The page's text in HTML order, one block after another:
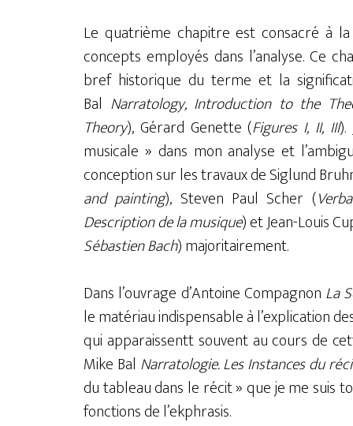
Le quatrième chapitre est consacré à
concepts employés dans l’analyse. Ce
bref historique du terme et la
Bal Narratology, Introduction to the
Theory), Gérard Genette (Figures I, II, III
musicale » dans mon analyse et
conception sur les travaux de Siglund
and painting), Steven Paul Scher (
Description de la musique) et Jean-Louis
Sébastien Bach) majoritairement.
Dans l’ouvrage d’Antoine Compagnon La
le matériau indispensable à l’explication
qui apparaissentt souvent au cours de
Mike Bal Narratologie. Les Instances du
du tableau dans le récit » que je me suis
fonctions de l’ekphrasis.